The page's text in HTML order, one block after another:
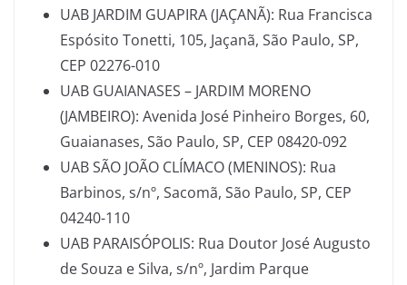
UAB JARDIM GUAPIRA (JAÇANÃ): Rua Francisca
Espósito Tonetti, 105, Jaçanã, São Paulo, SP,
CEP 02276-010
UAB GUAIANASES – JARDIM MORENO
(JAMBEIRO): Avenida José Pinheiro Borges, 60,
Guaianases, São Paulo, SP, CEP 08420-092
UAB SÃO JOÃO CLÍMACO (MENINOS): Rua
Barbinos, s/nº, Sacomã, São Paulo, SP, CEP
04240-110
UAB PARAISÓPOLIS: Rua Doutor José Augusto
de Souza e Silva, s/nº, Jardim Parque